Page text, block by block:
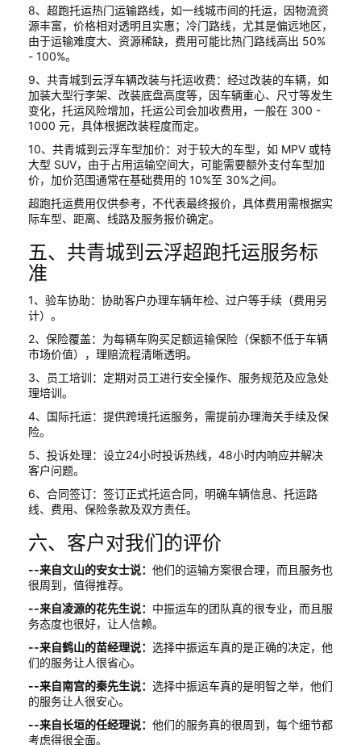
8、超跑托运热门运输路线，如一线城市间的托运，因物流资
源丰富，价格相对透明且实惠；冷门路线，尤其是偏远地区，
由于运输难度大、资源稀缺，费用可能比热门路线高出 50%
- 100%。
9、共青城到云浮车辆改装与托运收费：经过改装的车辆，如
加装大型行李架、改装底盘高度等，因车辆重心、尺寸等发生
变化，托运风险增加，托运公司会加收费用，一般在 300 -
1000 元，具体根据改装程度而定。
10、共青城到云浮车型加价：对于较大的车型，如 MPV 或特
大型 SUV，由于占用运输空间大，可能需要额外支付车型加
价，加价范围通常在基础费用的 10%至 30%之间。
超跑托运费用仅供参考，不代表最终报价，具体费用需根据实
际车型、距离、线路及服务报价确定。
五、共青城到云浮超跑托运服务标
准
1、验车协助：协助客户办理车辆年检、过户等手续（费用另
计）。
2、保险覆盖：为每辆车购买足额运输保险（保额不低于车辆
市场价值），理赔流程清晰透明。
3、员工培训：定期对员工进行安全操作、服务规范及应急处
理培训。
4、国际托运：提供跨境托运服务，需提前办理海关手续及保
险。
5、投诉处理：设立24小时投诉热线，48小时内响应并解决
客户问题。
6、合同签订：签订正式托运合同，明确车辆信息、托运路
线、费用、保险条款及双方责任。
六、客户对我们的评价
--来自文山的安女士说： 他们的运输方案很合理，而且服务也
很周到，值得推荐。
--来自凌源的花先生说： 中振运车的团队真的很专业，而且服
务态度也很好，让人信赖。
--来自鹤山的苗经理说： 选择中振运车真的是正确的决定，他
们的服务让人很省心。
--来自南宫的秦先生说： 选择中振运车真的是明智之举，他们
的服务让人很安心。
--来自长垣的任经理说： 他们的服务真的很周到，每个细节都
考虑得很全面。